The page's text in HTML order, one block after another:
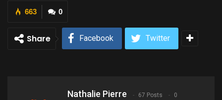
0
663
Share Facebook Twitter
Nathalie Pierre 67 Posts 0